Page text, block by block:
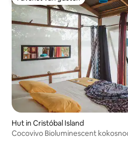
Favoriet van gasten
Hut in Cristóbal Island
Cocovivo Bioluminescent